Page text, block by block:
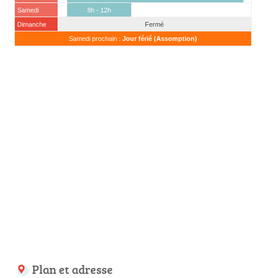
Samedi
8h - 12h
Dimanche
Fermé
Samedi prochain : Jour férié (Assomption)
Plan et adresse